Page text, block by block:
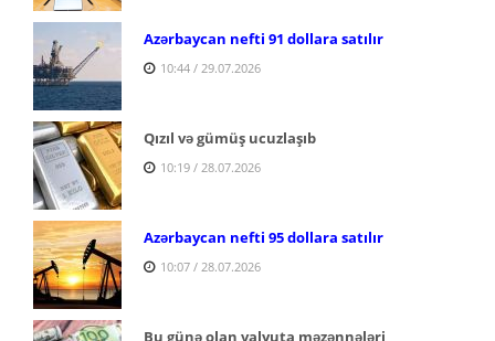
Azərbaycan nefti 91 dollara satılır
10:44 / 29.07.2026
Qızıl və gümüş ucuzlaşıb
10:19 / 28.07.2026
Azərbaycan nefti 95 dollara satılır
10:07 / 28.07.2026
Bu günə olan valyuta məzənnələri